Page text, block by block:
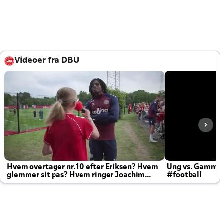
Videoer fra DBU
Hvem overtager nr.10 efter Eriksen? Hvem
glemmer sit pas? Hvem ringer Joachim
altid til efter kampe?
Ung vs.
#football